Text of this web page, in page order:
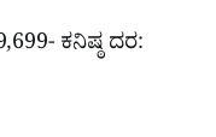
ಕನಿಷ್ಠ ದರ: